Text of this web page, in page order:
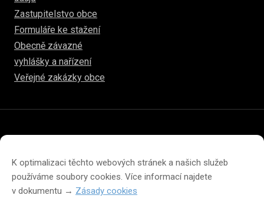
K optimalizaci těchto webových stránek a našich služeb
používáme soubory cookies. Více informací najdete
v dokumentu → Zásady cookies
Zastupitelstvo obce
Formuláře ke stažení
Obecně závazné
vyhlášky a nařízení
Veřejné zakázky obce
Prohlášení o přístupnosti
Prohlášení o ochraně soukromí
Zásady cookies (EU)